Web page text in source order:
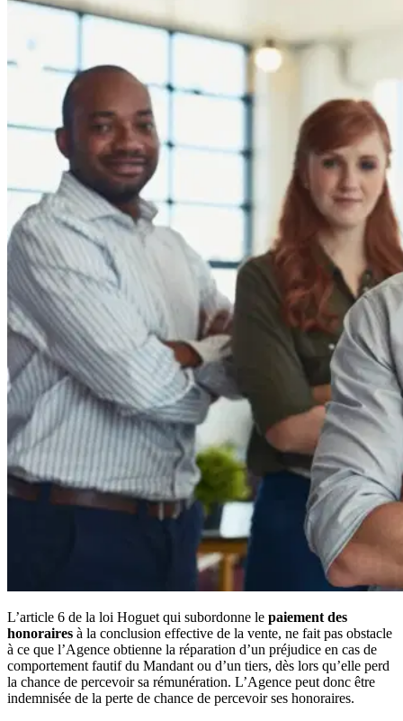
L’article 6 de la loi Hoguet qui subordonne le paiement des
honoraires à la conclusion effective de la vente, ne fait pas obstacle
à ce que l’Agence obtienne la réparation d’un préjudice en cas de
comportement fautif du Mandant ou d’un tiers, dès lors qu’elle perd
la chance de percevoir sa rémunération. L’Agence peut donc être
indemnisée de la perte de chance de percevoir ses honoraires.